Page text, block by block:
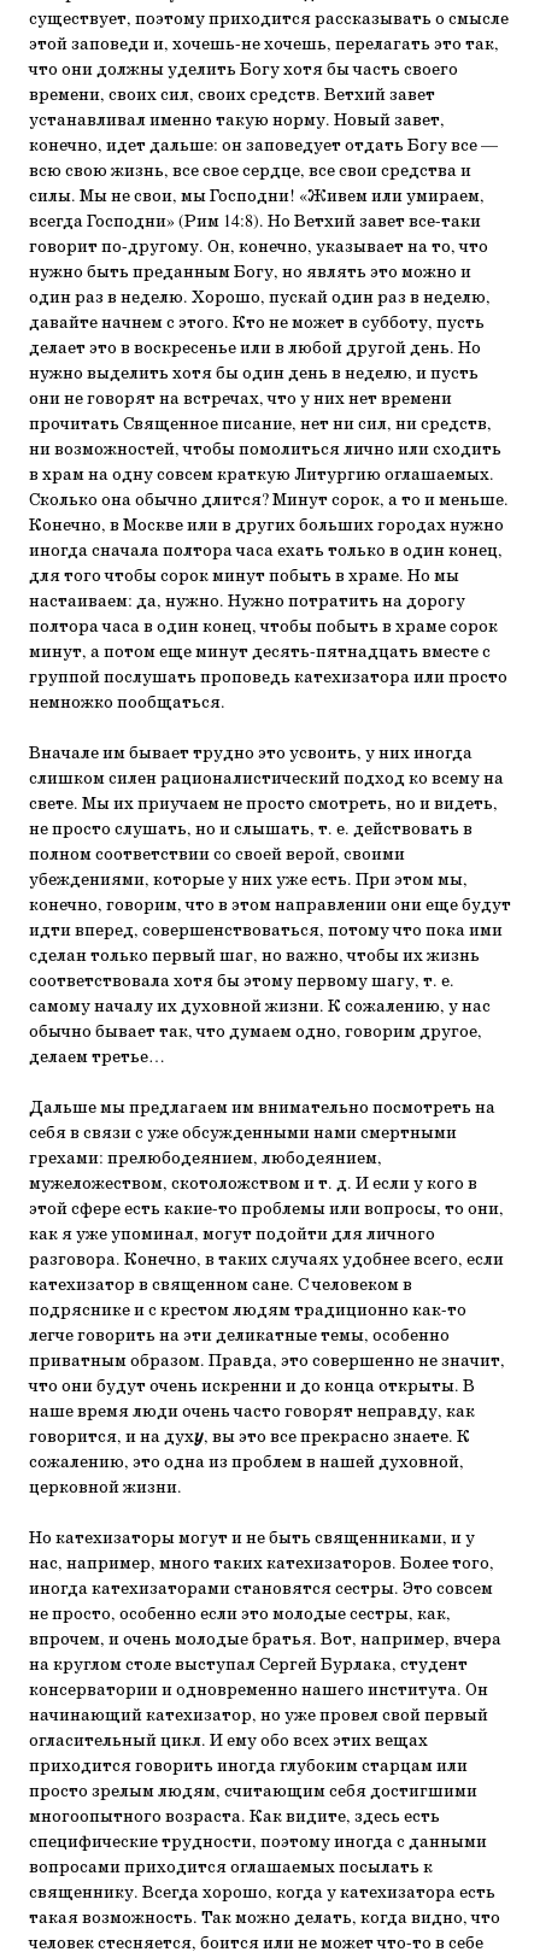
существует, поэтому приходится рассказывать о смысле
этой заповеди и, хочешь-не хочешь, перелагать это так,
что они должны уделить Богу хотя бы часть своего
времени, своих сил, своих средств. Ветхий завет
устанавливал именно такую норму. Новый завет,
конечно, идет дальше: он заповедует отдать Богу все —
всю свою жизнь, все свое сердце, все свои средства и
силы. Мы не свои, мы Господни! «Живем или умираем,
всегда Господни» (Рим 14:8). Но Ветхий завет все-таки
говорит по-другому. Он, конечно, указывает на то, что
нужно быть преданным Богу, но являть это можно и
один раз в неделю. Хорошо, пускай один раз в неделю,
давайте начнем с этого. Кто не может в субботу, пусть
делает это в воскресенье или в любой другой день. Но
нужно выделить хотя бы один день в неделю, и пусть
они не говорят на встречах, что у них нет времени
прочитать Священное писание, нет ни сил, ни средств,
ни возможностей, чтобы помолиться лично или сходить
в храм на одну совсем краткую Литургию оглашаемых.
Сколько она обычно длится? Минут сорок, а то и меньше.
Конечно, в Москве или в других больших городах нужно
иногда сначала полтора часа ехать только в один конец,
для того чтобы сорок минут побыть в храме. Но мы
настаиваем: да, нужно. Нужно потратить на дорогу
полтора часа в один конец, чтобы побыть в храме сорок
минут, а потом еще минут десять-пятнадцать вместе с
группой послушать проповедь катехизатора или просто
немножко пообщаться.
Вначале им бывает трудно это усвоить, у них иногда
слишком силен рационалистический подход ко всему на
свете. Мы их приучаем не просто смотреть, но и видеть,
не просто слушать, но и слышать, т. е. действовать в
полном соответствии со своей верой, своими
убеждениями, которые у них уже есть. При этом мы,
конечно, говорим, что в этом направлении они еще будут
идти вперед, совершенствоваться, потому что пока ими
сделан только первый шаг, но важно, чтобы их жизнь
соответствовала хотя бы этому первому шагу, т. е.
самому началу их духовной жизни. К сожалению, у нас
обычно бывает так, что думаем одно, говорим другое,
делаем третье…
Дальше мы предлагаем им внимательно посмотреть на
себя в связи с уже обсужденными нами смертными
грехами: прелюбодеянием, любодеянием,
мужеложеством, скотоложством и т. д. И если у кого в
этой сфере есть какие-то проблемы или вопросы, то они,
как я уже упоминал, могут подойти для личного
разговора. Конечно, в таких случаях удобнее всего, если
катехизатор в священном сане. С человеком в
подряснике и с крестом людям традиционно как-то
легче говорить на эти деликатные темы, особенно
приватным образом. Правда, это совершенно не значит,
что они будут очень искренни и до конца открыты. В
наше время люди очень часто говорят неправду, как
говорится, и на духу, вы это все прекрасно знаете. К
сожалению, это одна из проблем в нашей духовной,
церковной жизни.
Но катехизаторы могут и не быть священниками, и у
нас, например, много таких катехизаторов. Более того,
иногда катехизаторами становятся сестры. Это совсем
не просто, особенно если это молодые сестры, как,
впрочем, и очень молодые братья. Вот, например, вчера
на круглом столе выступал Сергей Бурлака, студент
консерватории и одновременно нашего института. Он
начинающий катехизатор, но уже провел свой первый
огласительный цикл. И ему обо всех этих вещах
приходится говорить иногда глубоким старцам или
просто зрелым людям, считающим себя достигшими
многоопытного возраста. Как видите, здесь есть
специфические трудности, поэтому иногда с данными
вопросами приходится оглашаемых посылать к
священнику. Всегда хорошо, когда у катехизатора есть
такая возможность. Так можно делать, когда видно, что
человек стесняется, боится или не может что-то в себе